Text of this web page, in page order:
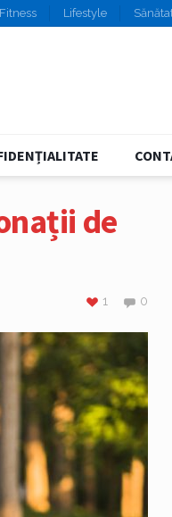
Fitness Lifestyle
de
0
1